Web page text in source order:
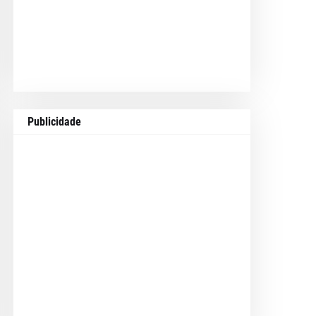
Publicidade